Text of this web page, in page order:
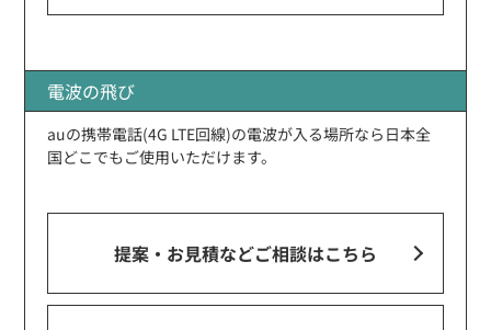
電波の飛び
auの携帯電話(4G LTE回線)の電波が入る場所なら日本全
国どこでもご使用いただけます。
提案・お見積などご相談はこちら